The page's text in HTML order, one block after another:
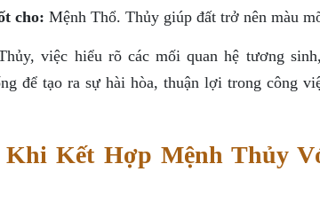
cho: Mệnh Thổ. Thủy giúp đất trở nên màu
việc hiểu rõ các mối quan hệ tương
để tạo ra sự hài hòa, thuận lợi trong công
Kết Hợp Mệnh Thủy